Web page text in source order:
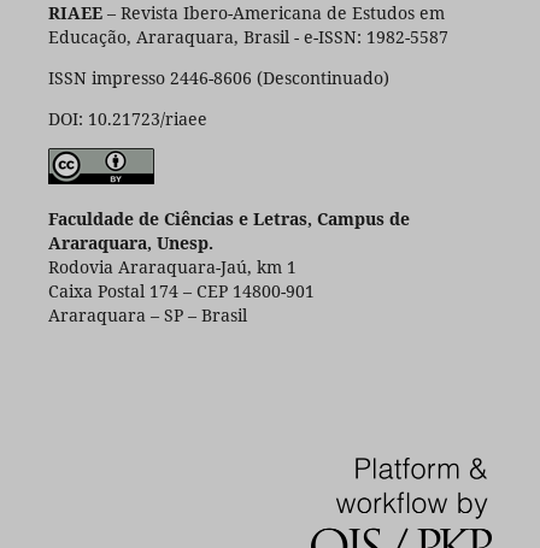
RIAEE– Revista Ibero-Americana de Estudos em
Educação, Araraquara, Brasil - e-ISSN: 1982-5587
ISSN impresso 2446-8606 (Descontinuado)
DOI: 10.21723/riaee
Faculdade de Ciências e Letras, Campus de
Araraquara, Unesp.
Rodovia Araraquara-Jaú, km 1
Caixa Postal 174 – CEP 14800-901
Araraquara – SP – Brasil